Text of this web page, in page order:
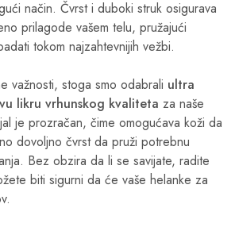
način. Čvrst i duboki struk osigurava
prilagode vašem telu, pružajući
tokom najzahtevnijih vežbi.
važnosti, stoga smo odabrali ultra
likru vrhunskog kvaliteta za naše
je prozračan, čime omogućava koži da
dovoljno čvrst da pruži potrebnu
Bez obzira da li se savijate, radite
biti sigurni da će vaše helanke za